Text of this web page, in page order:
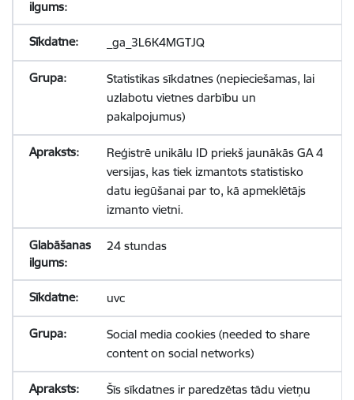
_ga_3L6K4MGTJQ
Statistikas sīkdatnes (nepieciešamas, lai
uzlabotu vietnes darbību un
pakalpojumus)
Reģistrē unikālu ID priekš jaunākās GA 4
versijas, kas tiek izmantots statistisko
datu iegūšanai par to, kā apmeklētājs
izmanto vietni.
24 stundas
uvc
Social media cookies (needed to share
content on social networks)
Šīs sīkdatnes ir paredzētas tādu vietņu